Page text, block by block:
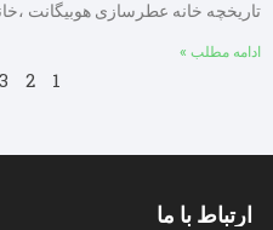
تاریخچه خانه عطرسازی هوبیگانت
ادامه مطلب »
1
2
3
ارتباط با ما